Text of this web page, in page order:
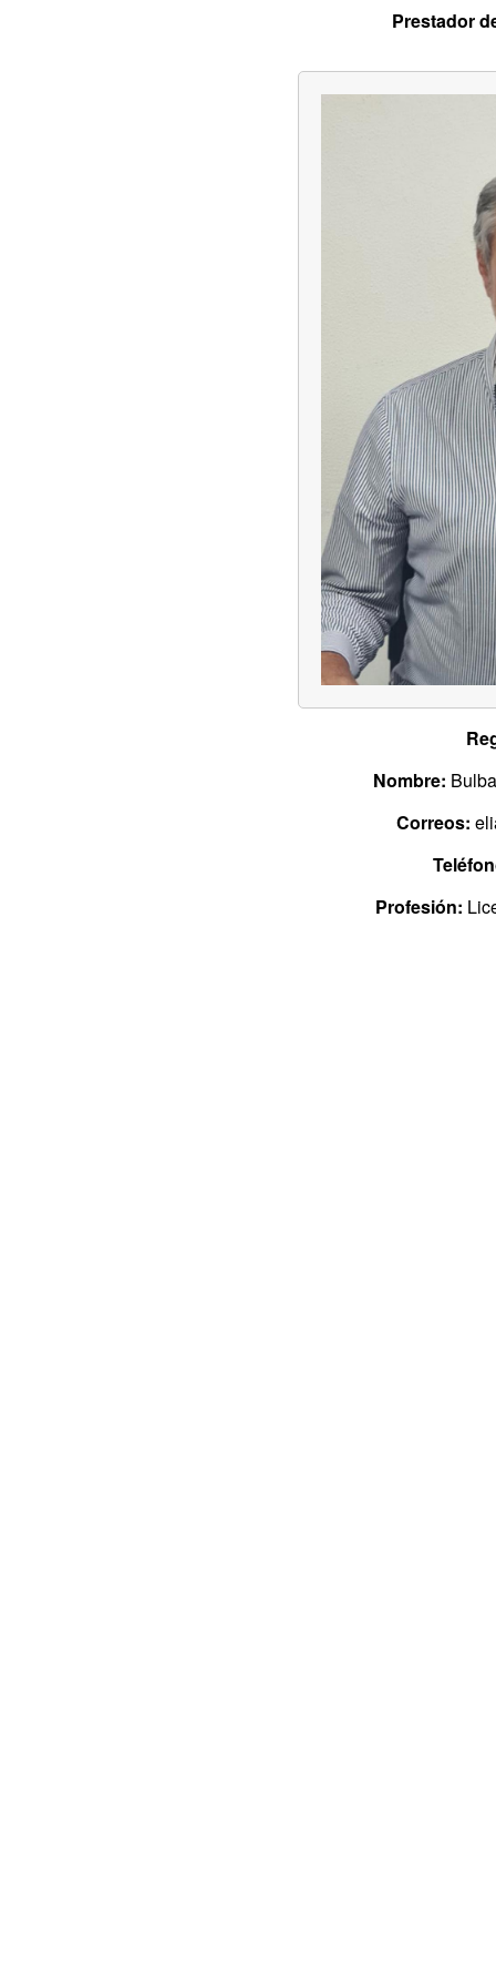
Prestador
Nombre:
Correos:
Profesión: